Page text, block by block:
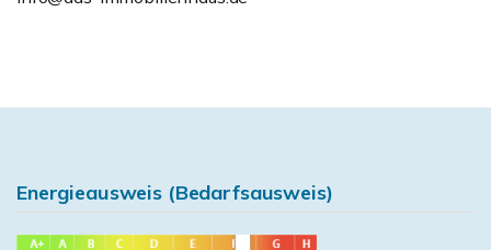
Energieausweis (Bedarfsausweis)